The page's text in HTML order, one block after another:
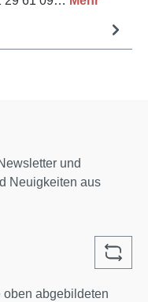
und
Neuigkeiten aus
abgebildeten